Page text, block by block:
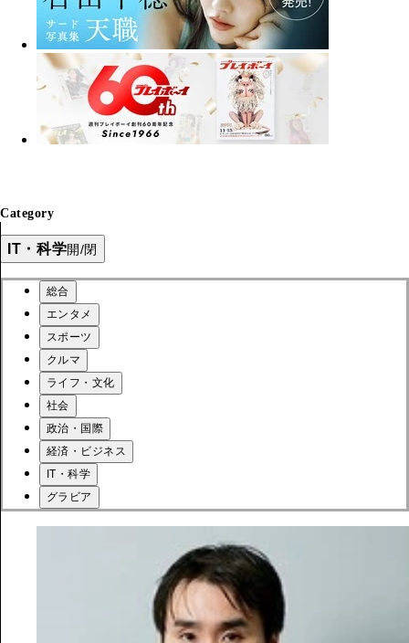
Category
IT・科学開/閉
総合
エンタメ
スポーツ
クルマ
ライフ・文化
社会
政治・国際
経済・ビジネス
IT・科学
グラビア